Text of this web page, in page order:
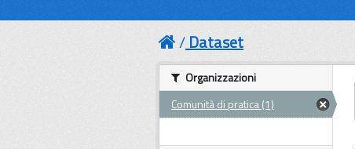
Dataset
Organizzazioni
Comunità di pratica (1)